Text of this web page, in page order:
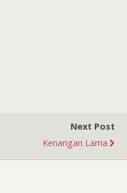
Next Post
Kenangan Lama